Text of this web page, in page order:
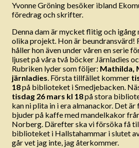
Yvonne Gröning besöker ibland
föredrag och skrifter.
Denna dam är mycket flitig och igång
olika projekt. Hon är beundransvärd!
håller hon även under våren en serie
ljuset på våra två böcker Järnladies
Rubriken lyder som följer: Mathilda,
järnladies. Första tillfället kommer
18på biblioteket i Smedjebacken.
tisdag 26 mars kl 18på stora
kan ni plita in i era almanackor. Det är
bjuder på kaffe med mandelkakor
Norberg. Därefter ska vi försöka få
biblioteket i Hallstahammar i slutet
går vet jag inte, jag återkommer.